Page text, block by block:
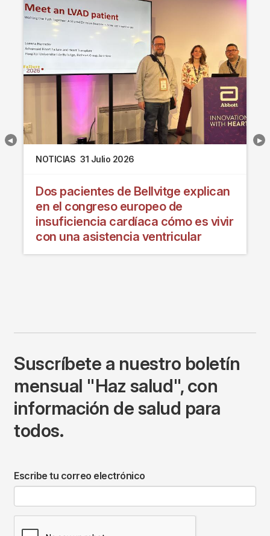
NOTICIAS 31 Julio 2026
Dos pacientes de Bellvitge explican
en el congreso europeo de
insuficiencia cardíaca cómo es vivir
con una asistencia ventricular
Suscríbete a nuestro boletín
mensual "Haz salud", con
información de salud para
todos.
Escribe tu correo electrónico